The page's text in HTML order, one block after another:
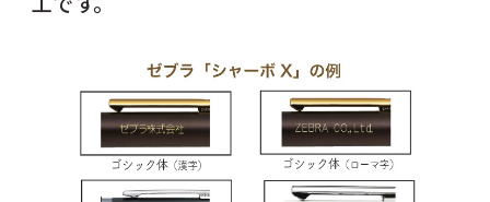
セレオ八王子店
アトレ新浦安店
ニッケコルトンプラザ店